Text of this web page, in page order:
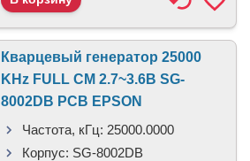
Кварцевый генератор 25000
KHz FULL CM 2.7~3.6В SG-
8002DB PCB EPSON
Частота, кГц: 25000.0000
Корпус: SG-8002DB